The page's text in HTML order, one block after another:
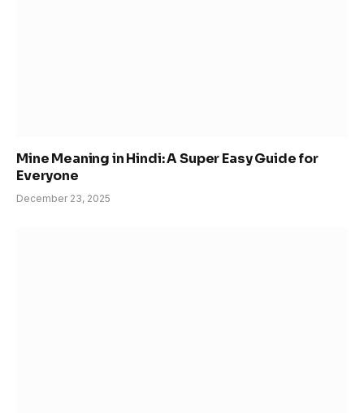
Mine Meaning in Hindi: A Super Easy Guide for
Everyone
December 23, 2025